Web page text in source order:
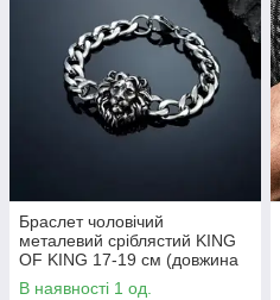
Браслет чоловічий
металевий сріблястий KING
OF KING 17-19 см (довжина
21 см)
В наявності 1 од.